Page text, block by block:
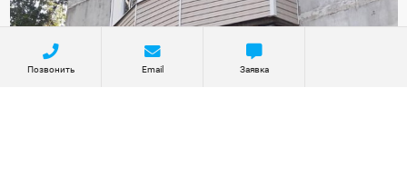
Позвонить Email Заявка